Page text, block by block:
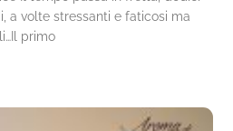
a volte stressanti e faticosi ma
primo